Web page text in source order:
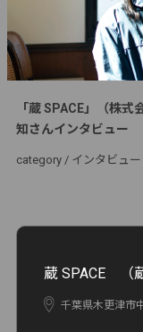
「蔵 SPACE」（株
知さんインタビュー
category / インタビュー
蔵 SPACE （
千葉県木更津市